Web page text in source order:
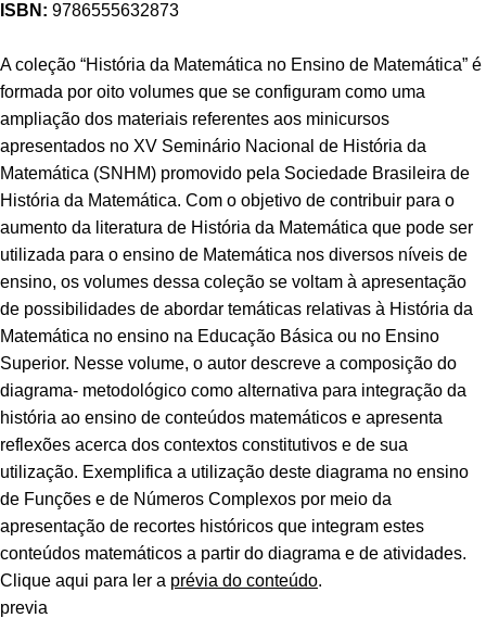
ISBN: 9786555632873
A coleção “História da Matemática no Ensino de Matemática” é
formada por oito volumes que se configuram como uma
ampliação dos materiais referentes aos minicursos
apresentados no XV Seminário Nacional de História da
Matemática (SNHM) promovido pela Sociedade Brasileira de
História da Matemática. Com o objetivo de contribuir para o
aumento da literatura de História da Matemática que pode ser
utilizada para o ensino de Matemática nos diversos níveis de
ensino, os volumes dessa coleção se voltam à apresentação
de possibilidades de abordar temáticas relativas à História da
Matemática no ensino na Educação Básica ou no Ensino
Superior. Nesse volume, o autor descreve a composição do
diagrama- metodológico como alternativa para integração da
história ao ensino de conteúdos matemáticos e apresenta
reflexões acerca dos contextos constitutivos e de sua
utilização. Exemplifica a utilização deste diagrama no ensino
de Funções e de Números Complexos por meio da
apresentação de recortes históricos que integram estes
conteúdos matemáticos a partir do diagrama e de atividades.
Clique aqui para ler a prévia do conteúdo.
previa